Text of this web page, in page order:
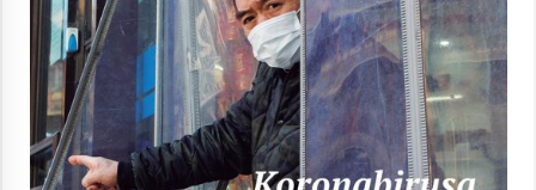
inguruko tailerraren audioa
2021/11/25